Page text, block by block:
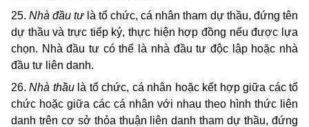
25. Nhà đầu tưlà tổ chức, cá nhân tham dự thầu, đứng tên
dự thầu và trực tiếp ký, thực hiện hợp đồng nếu được lựa
chọn. Nhà đầu tư có thể là nhà đầu tư độc lập hoặc nhà
đầu tư liên danh.
26.Nhà thầulà tổ chức, cá nhân hoặc kết hợp giữa các tổ
chức hoặc giữa các cá nhân với nhau theo hình thức liên
danh trên cơ sở thỏa thuận liên danh tham dự thầu, đứng